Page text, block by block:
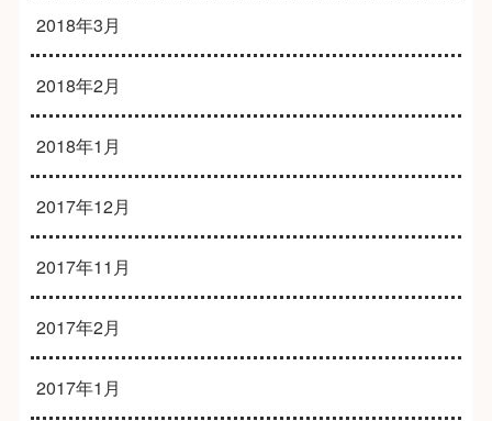
2018年3月
2018年2月
2018年1月
2017年12月
2017年11月
2017年2月
2017年1月